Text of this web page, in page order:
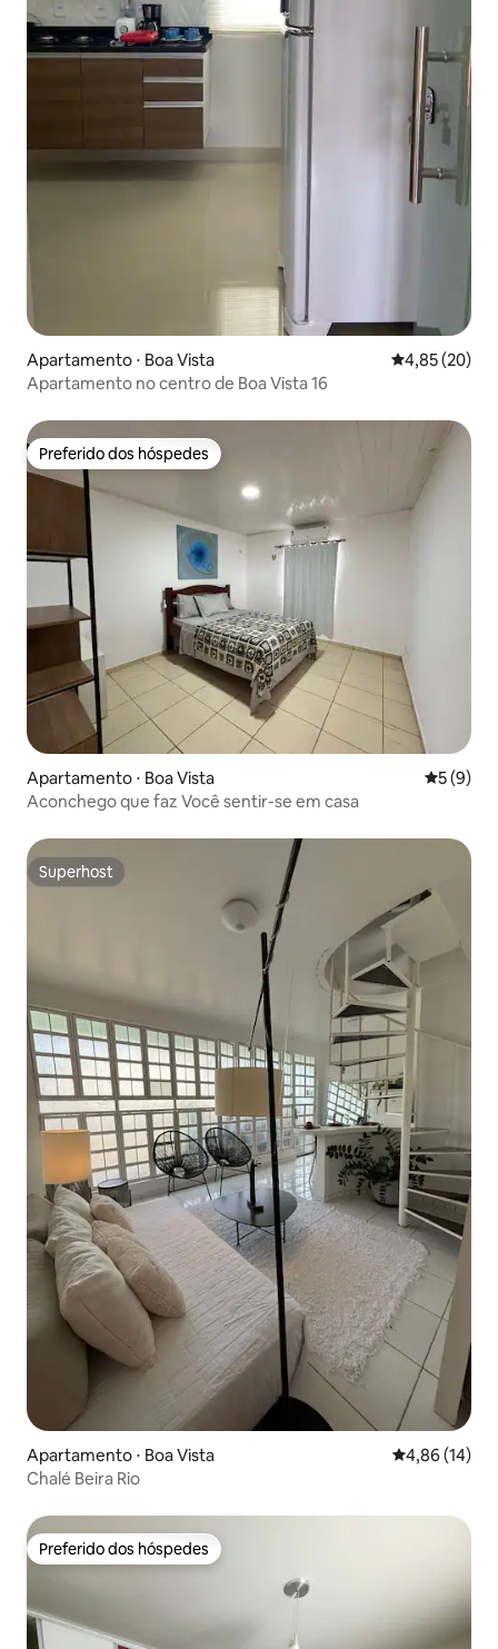
Apartamento ⋅ Boa Vista 4,85 de uma
4,85 (20)
Apartamento no centro de Boa Vista 16
Preferido dos hóspedes
Preferido dos hóspedes
Apartamento ⋅ Boa Vista 5 de
5 (9)
Aconchego que faz Você sentir-se em casa
Superhost
Superhost
Apartamento ⋅ Boa Vista 4,86 de uma
4,86 (14)
Chalé Beira Rio
Preferido dos hóspedes
Preferido dos hóspedes